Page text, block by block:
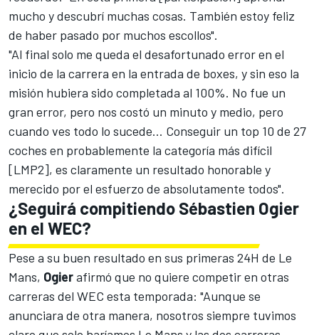
mucho y descubrí muchas cosas. También estoy feliz
de haber pasado por muchos escollos".
"Al final solo me queda el desafortunado error en el
inicio de la carrera en la entrada de boxes, y sin eso la
misión hubiera sido completada al 100%. No fue un
gran error, pero nos costó un minuto y medio, pero
cuando ves todo lo sucede… Conseguir un top 10 de 27
coches en probablemente la categoría más difícil
[LMP2], es claramente un resultado honorable y
merecido por el esfuerzo de absolutamente todos".
¿Seguirá compitiendo Sébastien Ogier
en el WEC?
Pese a su buen resultado en sus primeras 24H de Le
Mans, Ogierafirmó que no quiere competir en otras
carreras del WEC esta temporada: "Aunque se
anunciara de otra manera, nosotros siempre tuvimos